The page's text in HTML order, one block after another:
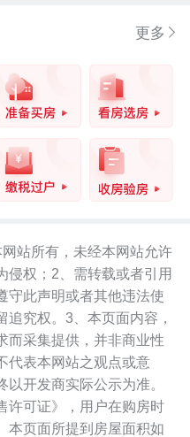
更多
站所有，未经本网站允许
侵权；2、需转载或者引用
守此声明或者其他违法使
追究权。3、本页面内容，
而采集提供，并非商业性
代表本网站之观点或意
开发商实际公示为准。
许可证》，用户在购房时
本页面所提到房屋面积如